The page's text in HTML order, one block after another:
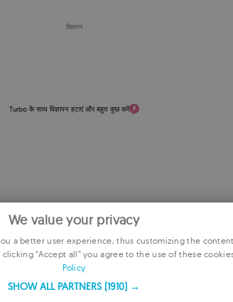
विज्ञापन
Turbo के साथ विज्ञापन हटाएं और बहुत कुछ करें
We value your privacy
a better user experience, thus customizing the
“Accept all” you agree to the use of these
Policy
SHOW ALL PARTNERS (1910) →